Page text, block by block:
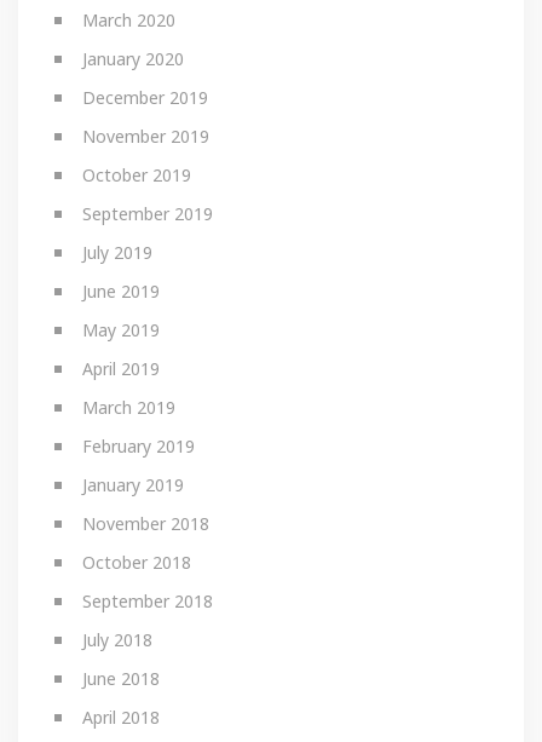
March 2020
January 2020
December 2019
November 2019
October 2019
September 2019
July 2019
June 2019
May 2019
April 2019
March 2019
February 2019
January 2019
November 2018
October 2018
September 2018
July 2018
June 2018
April 2018